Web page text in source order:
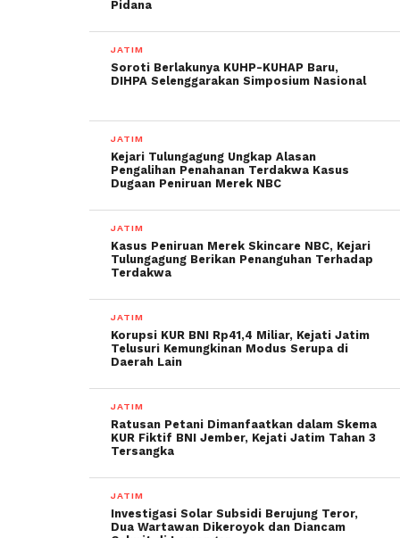
Pidana
JATIM
Soroti Berlakunya KUHP-KUHAP Baru,
DIHPA Selenggarakan Simposium Nasional
JATIM
Kejari Tulungagung Ungkap Alasan
Pengalihan Penahanan Terdakwa Kasus
Dugaan Peniruan Merek NBC
JATIM
Kasus Peniruan Merek Skincare NBC, Kejari
Tulungagung Berikan Penanguhan Terhadap
Terdakwa
JATIM
Korupsi KUR BNI Rp41,4 Miliar, Kejati Jatim
Telusuri Kemungkinan Modus Serupa di
Daerah Lain
JATIM
Ratusan Petani Dimanfaatkan dalam Skema
KUR Fiktif BNI Jember, Kejati Jatim Tahan 3
Tersangka
JATIM
Investigasi Solar Subsidi Berujung Teror,
Dua Wartawan Dikeroyok dan Diancam